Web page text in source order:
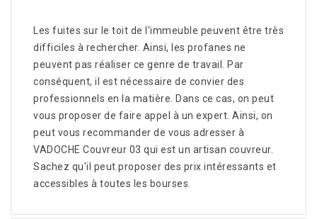
Les fuites sur le toit de l'immeuble peuvent être très
difficiles à rechercher. Ainsi, les profanes ne
peuvent pas réaliser ce genre de travail. Par
conséquent, il est nécessaire de convier des
professionnels en la matière. Dans ce cas, on peut
vous proposer de faire appel à un expert. Ainsi, on
peut vous recommander de vous adresser à
VADOCHE Couvreur 03 qui est un artisan couvreur.
Sachez qu'il peut proposer des prix intéressants et
accessibles à toutes les bourses.